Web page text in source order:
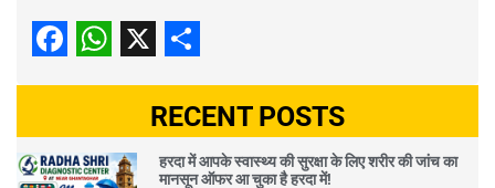
RECENT POSTS
हरदा में आपके स्वास्थ्य की सुरक्षा के लिए शरीर की जांच का
मानसून ऑफर आ चुका है हरदा में!